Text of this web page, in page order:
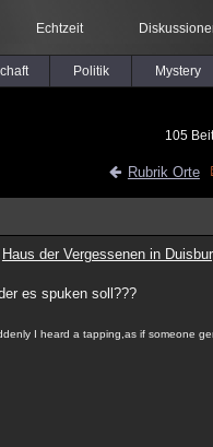
Echtzeit
Politik Mystery
105
Rubrik Orte
Haus der Vergessenen in
es spuken soll???
I heard a tapping,as if someone